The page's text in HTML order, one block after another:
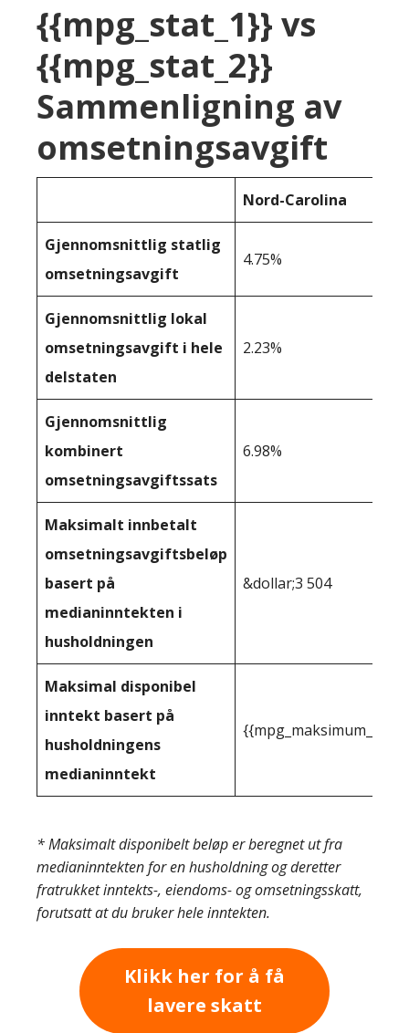
{{mpg_stat_1}} vs
{{mpg_stat_2}}
Sammenligning av
omsetningsavgift
Nord-Carolina
Gjennomsnittlig statlig
omsetningsavgift
4.75%
Gjennomsnittlig lokal
omsetningsavgift i hele
delstaten
2.23%
Gjennomsnittlig
kombinert
omsetningsavgiftssats
6.98%
Maksimalt innbetalt
omsetningsavgiftsbeløp
basert på
medianinntekten i
husholdningen
&dollar;3 504
Maksimal disponibel
inntekt basert på
husholdningens
medianinntekt
* Maksimalt disponibelt beløp er beregnet ut fra
medianinntekten for en husholdning og deretter
fratrukket inntekts-, eiendoms- og omsetningsskatt,
forutsatt at du bruker hele inntekten.
Klikk her for å få
lavere skatt